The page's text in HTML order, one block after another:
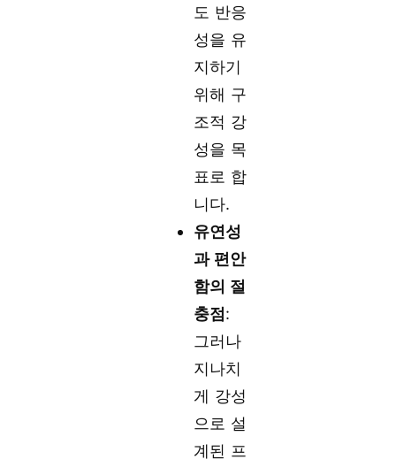
도 반응
성을 유
지하기
위해 구
조적 강
성을 목
표로 합
니다.
유연성
과 편안
함의 절
충점:
그러나
지나치
게 강성
으로 설
계된 프